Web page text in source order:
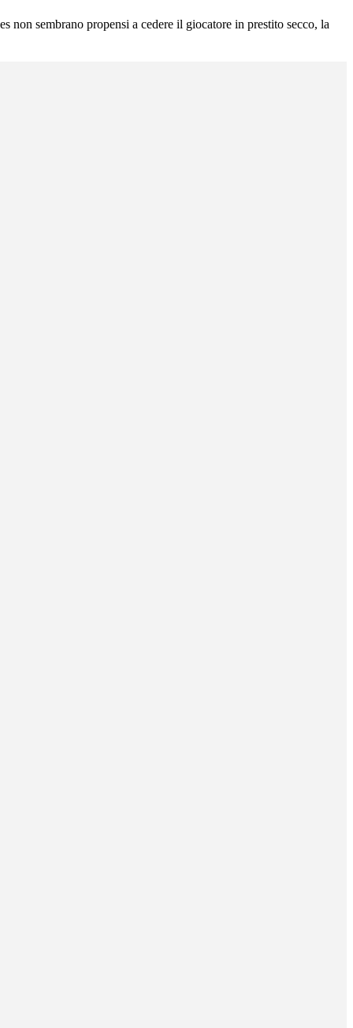
sembrano propensi a cedere il giocatore in prestito secco, la